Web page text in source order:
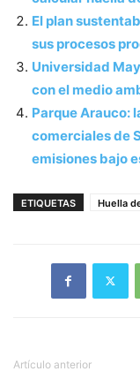
El plan
sus procesos
Universidad
con el medio
Parque Arauco:
comerciales de
emisiones bajo
ETIQUETAS Huella
Artículo anterior